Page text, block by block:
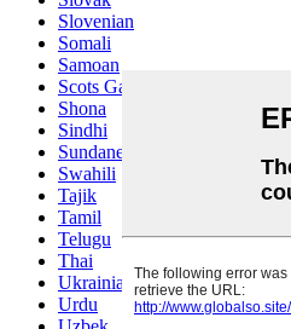
Slovenian
Somali
Samoan
Scots Gaelic
Shona
Sindhi
Sundanese
Swahili
Tajik
Tamil
Telugu
Thai
Ukrainian
Urdu